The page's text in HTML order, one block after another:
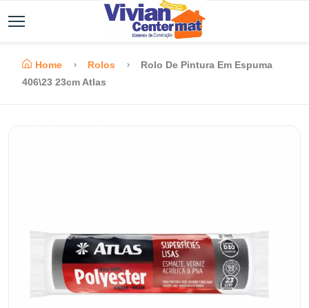
Home Rolos
Rolo De Pintura Em Espuma
406\23 23cm Atlas